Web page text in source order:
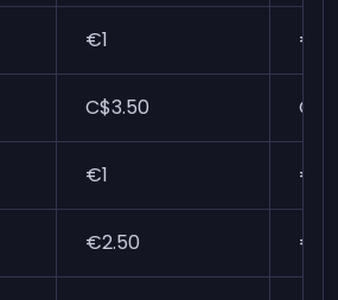
€1 €5
C$3.50
€1 €5
€2.50 €10